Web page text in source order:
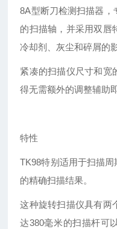
8A型断刀检测扫描器，
的扫描轴，并采用双唇
冷却剂、灰尘和碎屑的
紧凑的扫描仪尺寸和宽
得无需额外的调整辅助
特性
TK98特别适用于扫描
的精确扫描结果。
这种旋转扫描仪具有两
达380毫米的扫描杆可